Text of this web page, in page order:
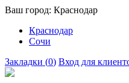
Ваш город: Краснодар
Краснодар
Сочи
Закладки (0) Вход для